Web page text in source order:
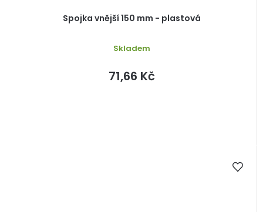
Spojka vnější 150 mm - plastová
Skladem
71,66 Kč